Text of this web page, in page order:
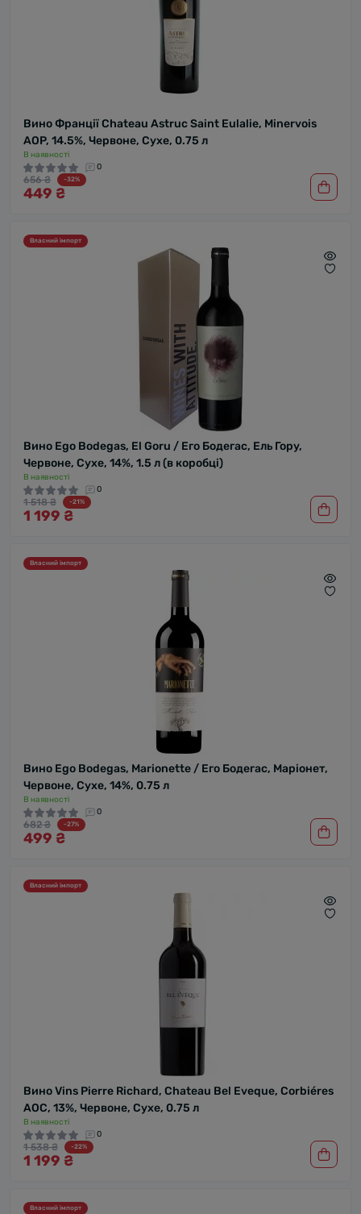
Вино Франції Chateau Astruc Saint Eulalie, Minervois
AOP, 14.5%, Червоне, Сухе, 0.75 л
В наявності
0
656 ₴ -32%
449 ₴
Власний імпорт
Вино Ego Bodegas, El Goru / Его Бодегас, Ель Гору,
Червоне, Сухе, 14%, 1.5 л (в коробці)
В наявності
0
1 518 ₴ -21%
1 199 ₴
Власний імпорт
Вино Ego Bodegas, Marionette / Его Бодегас, Маріонет,
Червоне, Сухе, 14%, 0.75 л
В наявності
0
682 ₴ -27%
499 ₴
Власний імпорт
Вино Vins Pierre Richard, Chateau Bel Eveque, Corbiéres
AOC, 13%, Червоне, Сухе, 0.75 л
В наявності
0
1 538 ₴ -22%
1 199 ₴
Власний імпорт